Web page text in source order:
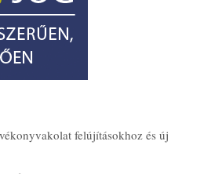
felújításokhoz és új